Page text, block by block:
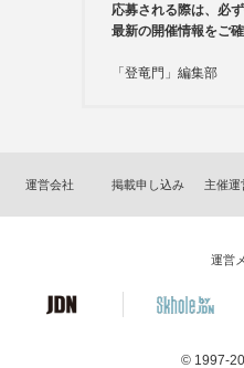
応募される際は、必
最新の開催情報をご確
「登竜門」編集部
運営会社 掲載申し込み 主催運
運営
© 1997-